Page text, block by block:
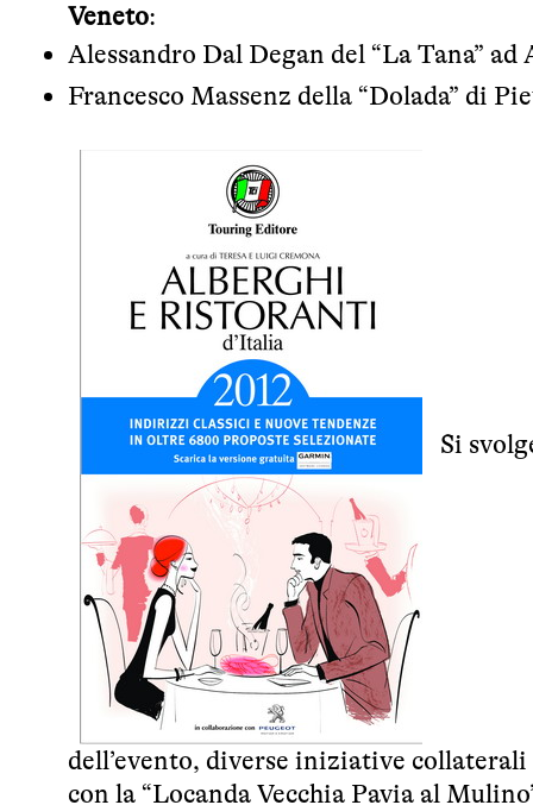
Veneto:
Alessandro Dal Degan del “La Tana” ad
Francesco Massenz della “Dolada” di
Si
dell’evento, diverse iniziative
con la “Locanda Vecchia Pavia al